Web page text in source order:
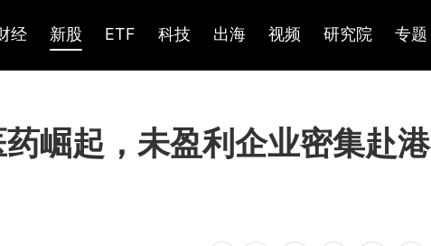
经 新股 ETF 科技 出海 视频 研究院 专题
崛起，未盈利企业密集赴港